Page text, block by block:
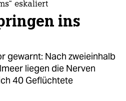
eskaliert
ins
gewarnt: Nach zweieinhalb
liegen die Nerven
40 Geflüchtete